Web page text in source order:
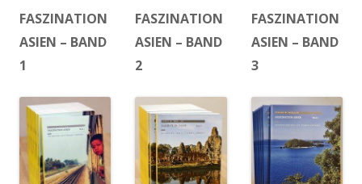
FASZINATION
ASIEN – BAND
1
FASZINATION
ASIEN – BAND
2
FASZINATION
ASIEN – BAND
3